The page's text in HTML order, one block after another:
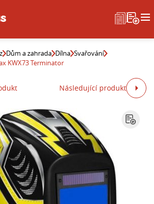
Dům a zahrada Dílna Svařování
KWX73 Terminator
Následující produkt